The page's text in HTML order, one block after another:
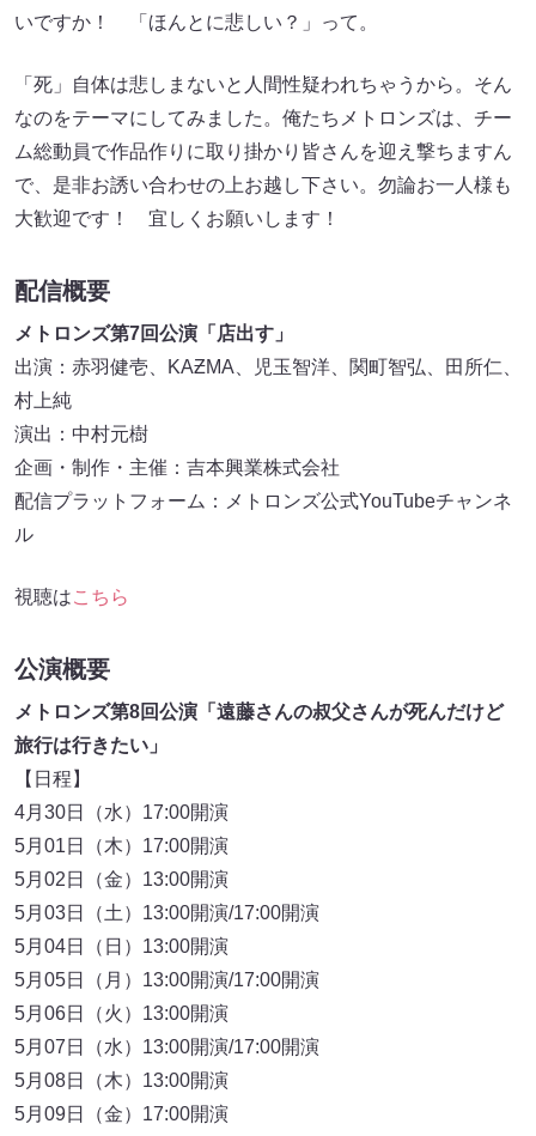
いですか！ 「ほんとに悲しい？」って。
「死」自体は悲しまないと人間性疑われちゃうから。そん
なのをテーマにしてみました。俺たちメトロンズは、チー
ム総動員で作品作りに取り掛かり皆さんを迎え撃ちますん
で、是非お誘い合わせの上お越し下さい。勿論お一人様も
大歓迎です！ 宜しくお願いします！
配信概要
メトロンズ第7回公演「店出す」
出演：赤羽健壱、KAƵMA、児玉智洋、関町智弘、田所仁、
村上純
演出：中村元樹
企画・制作・主催：吉本興業株式会社
配信プラットフォーム：メトロンズ公式YouTubeチャンネ
ル
視聴はこちら
公演概要
メトロンズ第8回公演「遠藤さんの叔父さんが死んだけど
旅行は行きたい」
【日程】
4月30日（水）17:00開演
5月01日（木）17:00開演
5月02日（金）13:00開演
5月03日（土）13:00開演/17:00開演
5月04日（日）13:00開演
5月05日（月）13:00開演/17:00開演
5月06日（火）13:00開演
5月07日（水）13:00開演/17:00開演
5月08日（木）13:00開演
5月09日（金）17:00開演